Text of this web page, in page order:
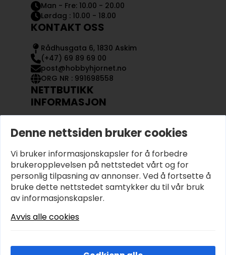
Man - Fre: 10.00 - 20.00
Lørdag : 10.00 - 18.00
KONTAKT OSS
Rådhusgata 6, 1830 Askim
(+47) 69 89 69 00
post@hobbyhjornet.no
ORG NR : 991698558
NETTBUTIKK
INFORMASJON
OM OSS
KJØPSVILKÅR OG BETINGELSER
PERSONVERN
Denne nettsiden bruker cookies
Vi bruker informasjonskapsler for å forbedre
brukeropplevelsen på nettstedet vårt og for
personlig tilpasning av annonser. Ved å fortsette å
bruke dette nettstedet samtykker du til vår bruk
av informasjonskapsler.
Avvis alle cookies